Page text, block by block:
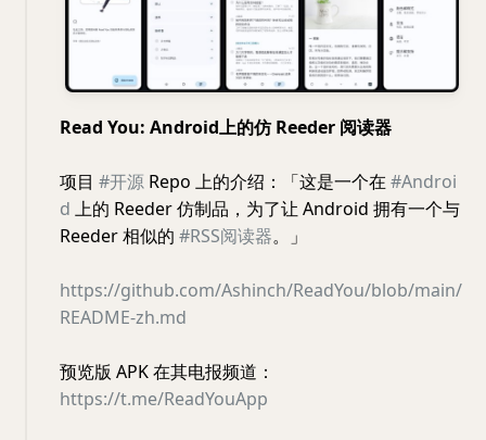
Read You: Android上的仿 Reeder 阅读器
项目 #开源 Repo 上的介绍：「这是一个在 #Androi
d 上的 Reeder 仿制品，为了让 Android 拥有一个与
Reeder 相似的 #RSS阅读器。」
https://github.com/Ashinch/ReadYou/blob/main/
README-zh.md
预览版 APK 在其电报频道：
https://t.me/ReadYouApp